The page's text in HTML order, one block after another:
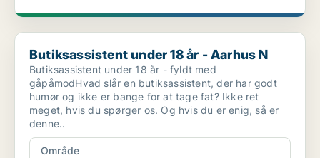
Butiksassistent under 18 år - Aarhus N
Butiksassistent under 18 år - Aarhus N
Butiksassistent under 18 år - fyldt med
gåpåmodHvad slår en butiksassistent, der har godt
humør og ikke er bange for at tage fat? Ikke ret
meget, hvis du spørger os. Og hvis du er enig, så er
denne..
Område